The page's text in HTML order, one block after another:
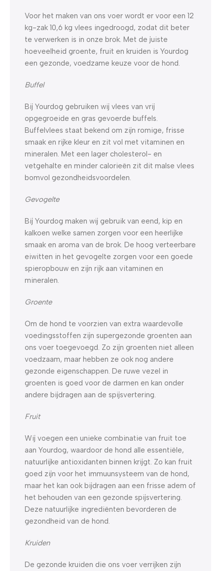
Voor het maken van ons voer wordt er voor een 12
kg-zak 10,6 kg vlees ingedroogd, zodat dit beter
te verwerken is in onze brok. Met de juiste
hoeveelheid groente, fruit en kruiden is Yourdog
een gezonde, voedzame keuze voor de hond.
Buffel
Bij Yourdog gebruiken wij vlees van vrij
opgegroeide en gras gevoerde buffels.
Buffelvlees staat bekend om zijn romige, frisse
smaak en rijke kleur en zit vol met vitaminen en
mineralen. Met een lager cholesterol- en
vetgehalte en minder calorieën zit dit malse vlees
bomvol gezondheidsvoordelen.
Gevogelte
Bij Yourdog maken wij gebruik van eend, kip en
kalkoen welke samen zorgen voor een heerlijke
smaak en aroma van de brok. De hoog verteerbare
eiwitten in het gevogelte zorgen voor een goede
spieropbouw en zijn rijk aan vitaminen en
mineralen.
Groente
Om de hond te voorzien van extra waardevolle
voedingsstoffen zijn supergezonde groenten aan
ons voer toegevoegd. Zo zijn groenten niet alleen
voedzaam, maar hebben ze ook nog andere
gezonde eigenschappen. De ruwe vezel in
groenten is goed voor de darmen en kan onder
andere bijdragen aan de spijsvertering.
Fruit
Wij voegen een unieke combinatie van fruit toe
aan Yourdog, waardoor de hond alle essentiële,
natuurlijke antioxidanten binnen krijgt. Zo kan fruit
goed zijn voor het immuunsysteem van de hond,
maar het kan ook bijdragen aan een frisse adem of
het behouden van een gezonde spijsvertering.
Deze natuurlijke ingrediënten bevorderen de
gezondheid van de hond.
Kruiden
De gezonde kruiden die ons voer verrijken zijn